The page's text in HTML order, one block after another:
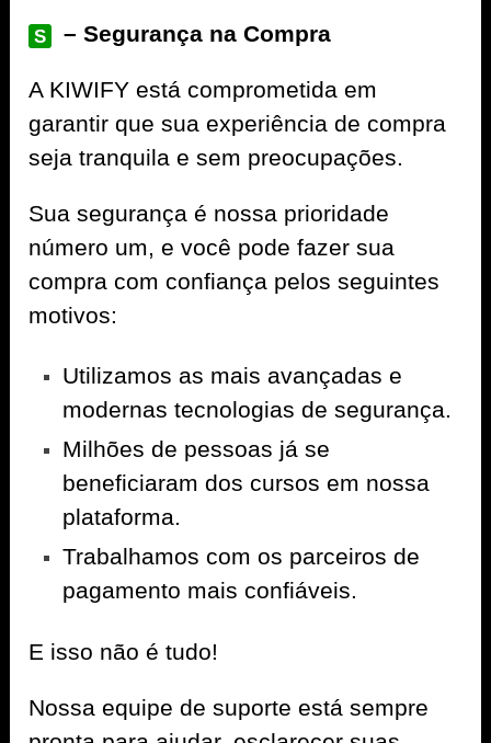
S – Segurança na Compra
A KIWIFY está comprometida em
garantir que sua experiência de compra
seja tranquila e sem preocupações.
Sua segurança é nossa prioridade
número um, e você pode fazer sua
compra com confiança pelos seguintes
motivos:
Utilizamos as mais avançadas e
modernas tecnologias de segurança.
Milhões de pessoas já se
beneficiaram dos cursos em nossa
plataforma.
Trabalhamos com os parceiros de
pagamento mais confiáveis.
E isso não é tudo!
Nossa equipe de suporte está sempre